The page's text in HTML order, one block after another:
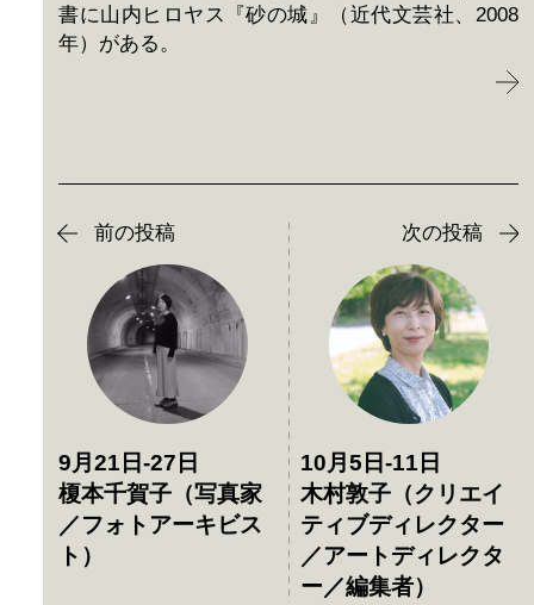
書に山内ヒロヤス『砂の城』（近代文芸社、2008
年）がある。
前の投稿
9月21日-27日
榎本千賀子（写真家
／フォトアーキビス
ト）
次の投稿
10月5日-11日
木村敦子（クリエイ
ティブディレクター
／アートディレクタ
ー／編集者）